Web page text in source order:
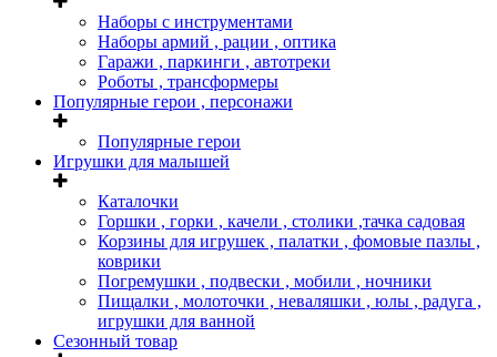
Наборы с инструментами
Наборы армий , рации , оптика
Гаражи , паркинги , автотреки
Роботы , трансформеры
Популярные герои , персонажи
Популярные герои
Игрушки для малышей
Каталочки
Горшки , горки , качели , столики ,тачка садовая
Корзины для игрушек , палатки , фомовые пазлы ,
коврики
Погремушки , подвески , мобили , ночники
Пищалки , молоточки , неваляшки , юлы , радуга ,
игрушки для ванной
Сезонный товар